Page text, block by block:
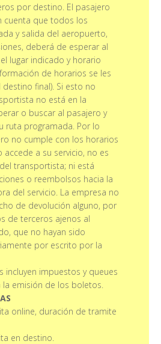
por destino. El pasajero
cuenta que todos los
y salida del aeropuerto,
deberá de esperar al
lugar indicado y horario
de horarios se les
final). Si esto no
no está en la
o buscar al pasajero y
ruta programada. Por lo
no cumple con los horarios
accede a su servicio, no es
transportista; ni está
o reembolsos hacia la
del servicio. La empresa no
de devolución alguno, por
de terceros ajenos al
que no hayan sido
por escrito por la
incluyen impuestos y queues
emisión de los boletos.
online, duración de tramite
en destino.